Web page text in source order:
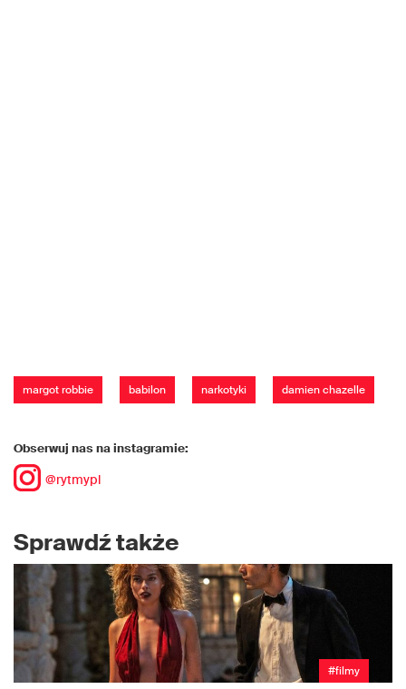
margot robbie babilon narkotyki damien chazelle
Obserwuj nas na instagramie:
@rytmypl
Sprawdź także
#filmy